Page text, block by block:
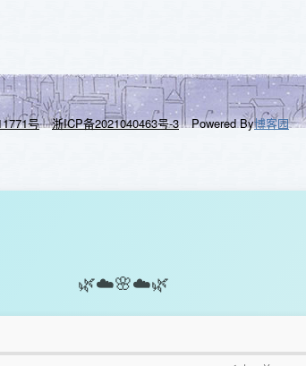
号
浙ICP备2021040463号-3 Powered By博客园
🌿☁️🌸☁️🌿